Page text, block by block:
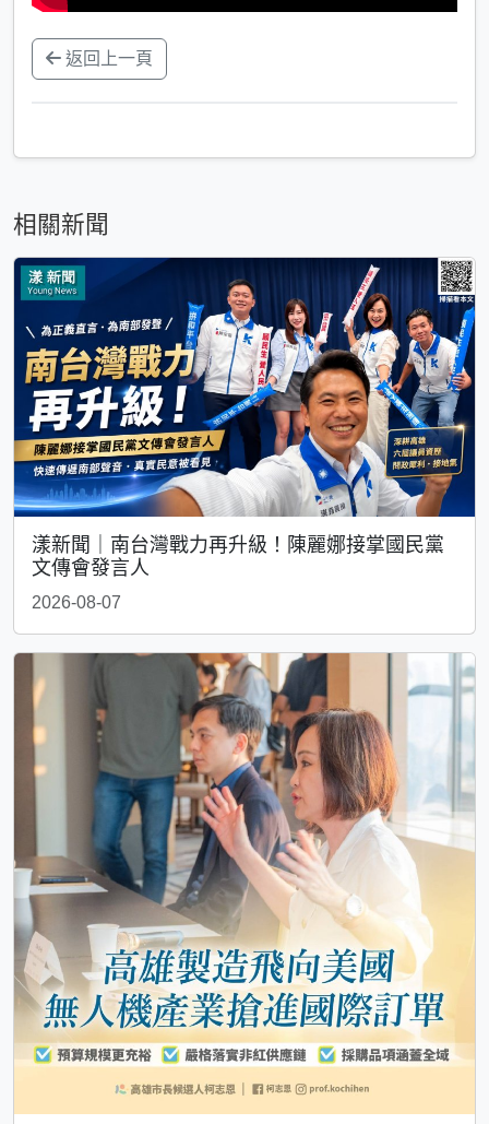
返回上一頁
相關新聞
漾新聞｜南台灣戰力再升級！陳麗娜接掌國民黨
文傳會發言人
2026-08-07